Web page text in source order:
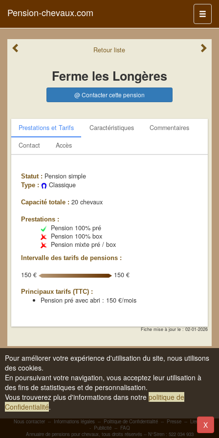
Menu
Pension-chevaux.com
Retourliste
Ferme les Longères
@ Contacter cette pension
Prestations et Tarifs Caractéristiques
Commentaires
Contact
Accès
Statut : Pension simple
Type : Classique
Capacité totale : 20 chevaux
Prestations :
Pension 100% pré
Pension 100% box
Pension mixte pré / box
Intervalle des tarifs de pensions :
150 € 150 €
Principaux tarifs (TTC) :
Pension pré avec abri : 150 €/mois
Fiche mise à jour le : 02-01-2026
Nous contacter -- Informations légales -- Politique de Confidentialité -- Presse -- Liens
-
- Publicité-- FAQ
Annuaire de pensions pour chevaux, tous droits réservés -- N°Siren : 522 034 933
Pour améliorer votre expérience d'utilisation du site, nous utilisons
des cookies.
En poursuivant votre navigation, vous acceptez leur utilisation à
des fins de statistiques et de personnalisation.
Vous trouverez plus d'informations dans notre politique de
Confidentialité.
X